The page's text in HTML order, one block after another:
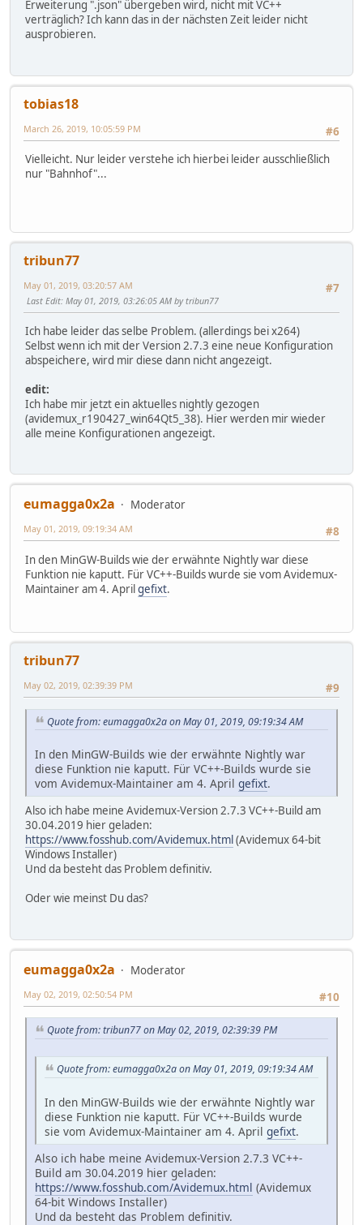
Erweiterung ".json" übergeben wird, nicht mit VC++
verträglich? Ich kann das in der nächsten Zeit leider nicht
ausprobieren.
tobias18
#6
March 26, 2019, 10:05:59 PM
Vielleicht. Nur leider verstehe ich hierbei leider ausschließlich
nur "Bahnhof"...
tribun77
#7
May 01, 2019, 03:20:57 AM
Last Edit: May 01, 2019, 03:26:05 AM by tribun77
Ich habe leider das selbe Problem. (allerdings bei x264)
Selbst wenn ich mit der Version 2.7.3 eine neue Konfiguration
abspeichere, wird mir diese dann nicht angezeigt.
edit:
Ich habe mir jetzt ein aktuelles nightly gezogen
(avidemux_r190427_win64Qt5_38). Hier werden mir wieder
alle meine Konfigurationen angezeigt.
eumagga0x2a
Moderator
#8
May 01, 2019, 09:19:34 AM
In den MinGW-Builds wie der erwähnte Nightly war diese
Funktion nie kaputt. Für VC++-Builds wurde sie vom Avidemux-
Maintainer am 4. Aprilgefixt.
tribun77
#9
May 02, 2019, 02:39:39 PM
Quote from: eumagga0x2a on May 01, 2019, 09:19:34 AM
In den MinGW-Builds wie der erwähnte Nightly war
diese Funktion nie kaputt. Für VC++-Builds wurde sie
vom Avidemux-Maintainer am 4. April gefixt.
Also ich habe meine Avidemux-Version 2.7.3 VC++-Build am
30.04.2019 hier geladen:
https://www.fosshub.com/Avidemux.html (Avidemux 64-bit
Windows Installer)
Und da besteht das Problem definitiv.
Oder wie meinst Du das?
eumagga0x2a
Moderator
#10
May 02, 2019, 02:50:54 PM
Quote from: tribun77 on May 02, 2019, 02:39:39 PM
Quote from: eumagga0x2a on May 01, 2019, 09:19:34 AM
In den MinGW-Builds wie der erwähnte Nightly war
diese Funktion nie kaputt. Für VC++-Builds wurde
sie vom Avidemux-Maintainer am 4. April gefixt.
Also ich habe meine Avidemux-Version 2.7.3 VC++-
Build am 30.04.2019 hier geladen:
https://www.fosshub.com/Avidemux.html (Avidemux
64-bit Windows Installer)
Und da besteht das Problem definitiv.